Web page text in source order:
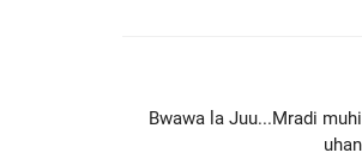
Bwawa la Juu...Mradi